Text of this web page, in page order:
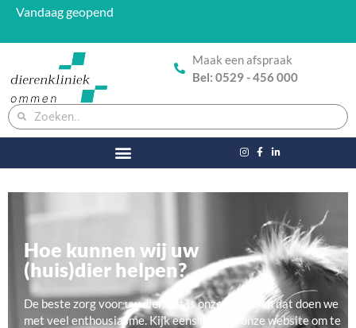
Vandaag geopend
Maak een afspraak
Bel: 0529 - 456 000
Hoe kunnen wij uw
(huis)dier helpen?
De beste zorg voor uw dier, dat is onze passie en dat doen we
met veel enthousiasme. Kijk eens rond op onze website om te